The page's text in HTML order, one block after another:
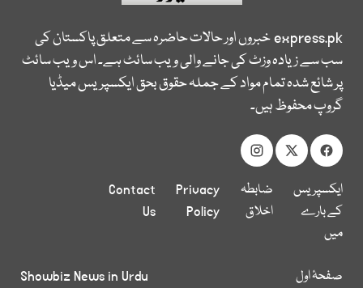
express.pkخبروں اور حالات حاضرہ سے متعلق پاکستان کی
سب سے زیادہ وزٹ کی جانے والی ویب سائٹ ہے۔ اس ویب سائٹ
پر شائع شدہ تمام مواد کے جملہ حقوق بحق ایکسپریس میڈیا
گروپ محفوظ ہیں۔
ایکسپریس
کے بارے
میں
ضابطہ
اخلاق
Privacy
Policy
Contact
Us
صفحۂ اول
Showbiz News in Urdu